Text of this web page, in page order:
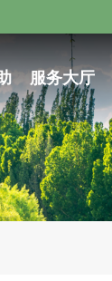
服务大厅